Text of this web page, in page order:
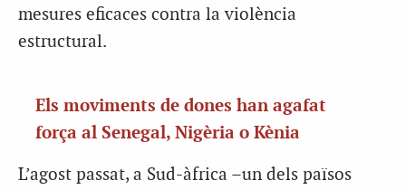
mesures eficaces contra la violència
estructural.
Els moviments de dones han agafat
força al Senegal, Nigèria o Kènia
L’agost passat, a Sud-àfrica –un dels països